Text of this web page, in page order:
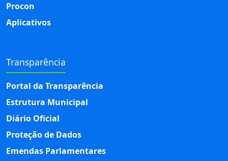
Procon
Aplicativos
Transparência
Portal da Transparência
Estrutura Municipal
Diário Oficial
Proteção de Dados
Emendas Parlamentares